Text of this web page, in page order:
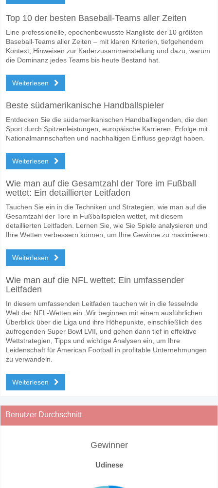
Top 10 der besten Baseball-Teams aller Zeiten
Eine professionelle, epochenbewusste Rangliste der 10 größten
Baseball-Teams aller Zeiten – mit klaren Kriterien, tiefgehendem
Kontext, Hinweisen zur Kaderzusammenstellung und dazu, warum
die Dominanz jedes Teams bis heute Bestand hat.
Weiterlesen
Beste südamerikanische Handballspieler
Entdecken Sie die südamerikanischen Handballlegenden, die den
Sport durch Spitzenleistungen, europäische Karrieren, Erfolge mit
Nationalmannschaften und nachhaltigen Einfluss geprägt haben.
Weiterlesen
Wie man auf die Gesamtzahl der Tore im Fußball
wettet: Ein detaillierter Leitfaden
Tauchen Sie ein in die Techniken und Strategien, wie man auf die
Gesamtzahl der Tore in Fußballspielen wettet, mit diesem
detaillierten Leitfaden. Lernen Sie, wie Sie Spiele analysieren und
Ihre Wetten verbessern können, um Ihre Gewinne zu maximieren.
Weiterlesen
Wie man auf die NFL wettet: Ein umfassender
Leitfaden
In diesem umfassenden Leitfaden tauchen wir in die fesselnde
Welt der NFL-Wetten ein. Wir beginnen mit einem ausführlichen
Überblick über die Liga und ihre Höhepunkte, einschließlich des
aufregenden Super Bowl LVII, und gehen dann tief in effektive
Wettstrategien, Tipps und wichtige Analysen ein, um Ihre
Leidenschaft für American Football in profitable Unternehmungen
zu verwandeln.
Weiterlesen
Benutzer Durchschnitt
Gewinner
Udinese